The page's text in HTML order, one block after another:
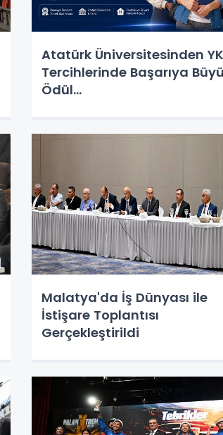
Atatürk Üniversitesinden
Tercihlerinde Başarıya
Ödül…
Malatya'da İş Dünyası ile
İstişare Toplantısı
Gerçekleştirildi